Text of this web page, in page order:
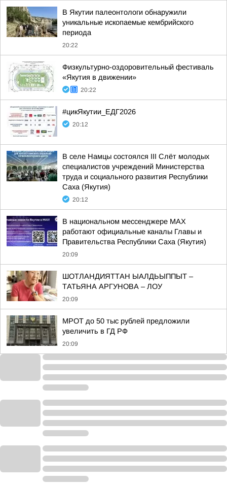
В Якутии палеонтологи обнаружили
уникальные ископаемые кембрийского
периода
20:22
Физкультурно-оздоровительный фестиваль
«Якутия в движении»
20:22
#цикЯкутии_ЕДГ2026
20:12
В селе Намцы состоялся III Слёт молодых
специалистов учреждений Министерства
труда и социального развития Республики
Саха (Якутия)
20:12
В национальном мессенджере MAX
работают официальные каналы Главы и
Правительства Республики Саха (Якутия)
20:09
ШОТЛАНДИЯТТАН ЫАЛДЬЫППЫТ –
ТАТЬЯНА АРГУНОВА – ЛОУ
20:09
МРОТ до 50 тыс рублей предложили
увеличить в ГД РФ
20:09